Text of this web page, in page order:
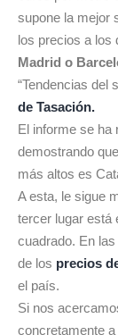
supone la mejor
los precios a los
Madrid o
“Tendencias del
de Tasación.
El informe se ha
demostrando
más altos es
A esta, le sigue
tercer lugar está
cuadrado. En
de los precios
el país.
Si nos
concretamente